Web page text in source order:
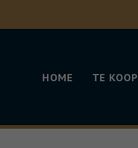
HOME TE KOOP